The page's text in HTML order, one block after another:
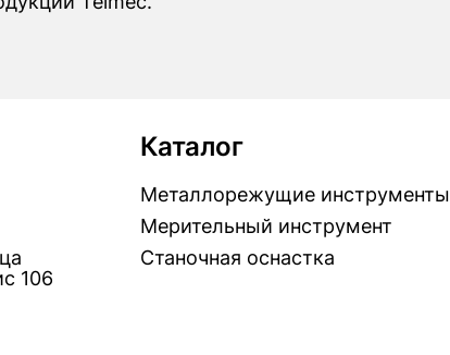
106
Каталог
Металлорежущие инструменты
Мерительный инструмент
Станочная оснастка